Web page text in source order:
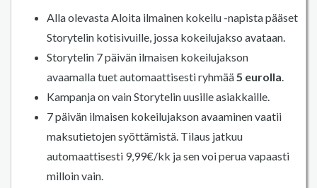
Alla olevasta Aloita ilmainen kokeilu -napista pääset
Storytelin kotisivuille, jossa kokeilujakso avataan.
Storytelin 7 päivän ilmaisen kokeilujakson
avaamalla tuet automaattisesti ryhmää 5 eurolla
Kampanja on vain Storytelin uusille asiakkaille.
7 päivän ilmaisen kokeilujakson avaaminen vaatii
maksutietojen syöttämistä. Tilaus jatkuu
automaattisesti 9,99€/kk ja sen voi perua vapaasti
milloin vain.